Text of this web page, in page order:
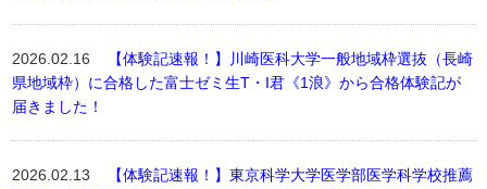
2026.02.16
【体験記速報！】川崎医科大学一般地域枠選抜（長崎
県地域枠）に合格した富士ゼミ生T・I君《1浪》から合格体験記が
届きました！
2026.02.13
【体験記速報！】東京科学大学医学部医学科学校推薦